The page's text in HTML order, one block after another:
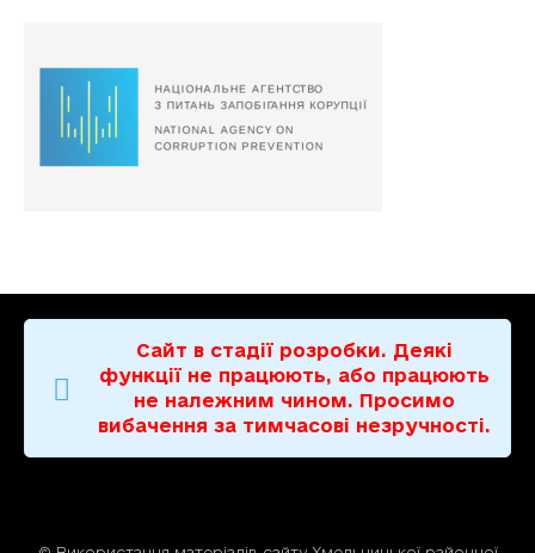
Сайт в стадії розробки. Деякі
функції не працюють, або працюють
не належним чином. Просимо
вибачення за тимчасові незручності.